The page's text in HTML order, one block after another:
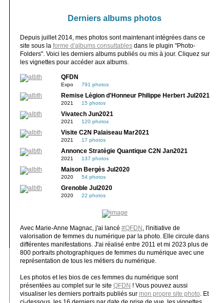
Derniers albums photos
Depuis juillet 2014, mes photos sont maintenant intégrées dans ce
site sous la forme d'albums consultablesdans le plugin "Photo-
Folders". Voici les derniers albums publiés ou mis à jour. Cliquez sur
les vignettes pour accéder aux albums.
QFDN
Expo 791 photos
Remise Légion d'Honneur Philippe Herbert Jul2021
2021 15 photos
Vivatech Jun2021
2021 120 photos
Visite C2N Palaiseau Mar2021
2021 17 photos
Annonce Stratégie Quantique C2N Jan2021
2021 137 photos
Maison Bergès Jul2020
2020 54 photos
Grenoble Jul2020
2020 22 photos
Avec Marie-Anne Magnac, j'ai lancé #QFDN
, l'initiative de
valorisation de femmes du numérique par la photo. Elle circule dans
différentes manifestations. J'ai réalisé entre 2011 et mi 2023 plus de
800 portraits photographiques de femmes du numérique avec une
représentation de tous les métiers du numérique.
Les photos et les bios de ces femmes du numérique sont
présentées au complet sur le site QFDN ! Vous pouvez aussi
visualiser les derniers portraits publiés sur mon propre site photo . Et
ci-dessous, les 16 derniers par date de prise de vue, les vignettes